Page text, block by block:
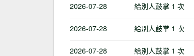
2026-07-28 給別人鼓掌 1 次
2026-07-28 給別人鼓掌 1 次
2026-07-28 給別人鼓掌 1 次